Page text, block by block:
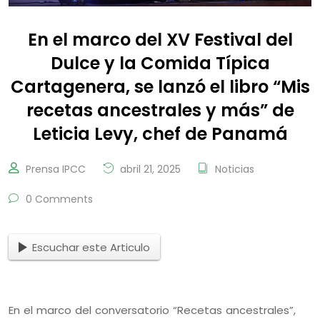
En el marco del XV Festival del
Dulce y la Comida Típica
Cartagenera, se lanzó el libro “Mis
recetas ancestrales y más” de
Leticia Levy, chef de Panamá
Prensa IPCC abril 21, 2025 Noticias
0 Comments
Escuchar este Articulo
En el marco del conversatorio “Recetas ancestrales”,